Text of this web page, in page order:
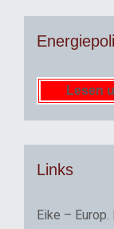
Lesen
Links
Eike –